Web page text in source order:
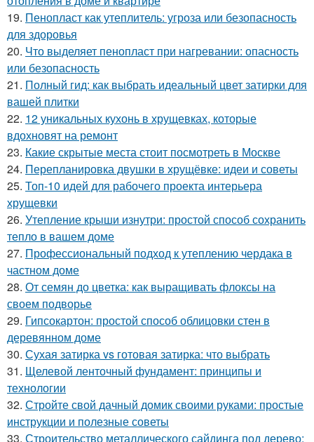
19. Пенопласт как утеплитель: угроза или безопасность
для здоровья
20. Что выделяет пенопласт при нагревании: опасность
или безопасность
21. Полный гид: как выбрать идеальный цвет затирки для
вашей плитки
22. 12 уникальных кухонь в хрущевках, которые
вдохновят на ремонт
23. Какие скрытые места стоит посмотреть в Москве
24. Перепланировка двушки в хрущёвке: идеи и советы
25. Топ-10 идей для рабочего проекта интерьера
хрущевки
26. Утепление крыши изнутри: простой способ сохранить
тепло в вашем доме
27. Профессиональный подход к утеплению чердака в
частном доме
28. От семян до цветка: как выращивать флоксы на
своем подворье
29. Гипсокартон: простой способ облицовки стен в
деревянном доме
30. Сухая затирка vs готовая затирка: что выбрать
31. Щелевой ленточный фундамент: принципы и
технологии
32. Стройте свой дачный домик своими руками: простые
инструкции и полезные советы
33. Строительство металлического сайдинга под дерево: